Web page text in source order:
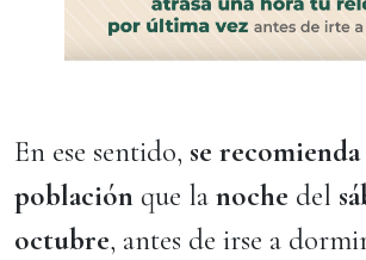
En ese sentido, se recomienda
población que la noche del
octubre, antes de irse a